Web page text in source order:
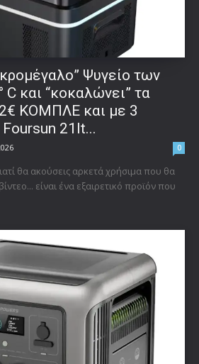
Ψυγείο των
C και “κοκαλώνει” τα
ΚΟΜΠΛΕ και με 3
21lt...
0
θα ακούσεις αρκετά χρήσιμα που θα
είναι ένα εξαιρετικό προϊόν που